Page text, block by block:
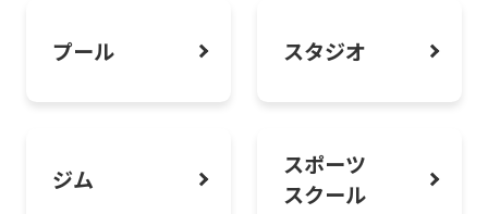
泳ぐだけじゃない！プールでリフレッシ
プール スタジオ
ジム
スポーツ
スクール